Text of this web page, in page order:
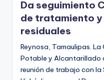
Da seguimiento
de tratamiento y
residuales
Reynosa, Tamaulipas.
Potable y Alcantarillado
reunión de trabajo con la